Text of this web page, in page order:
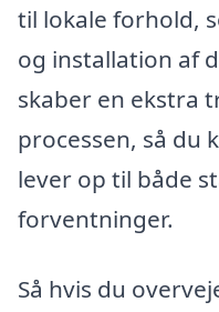
til lokale forhold,
og installation af
skaber en ekstra
processen, så du
lever op til både
forventninger.
Så hvis du